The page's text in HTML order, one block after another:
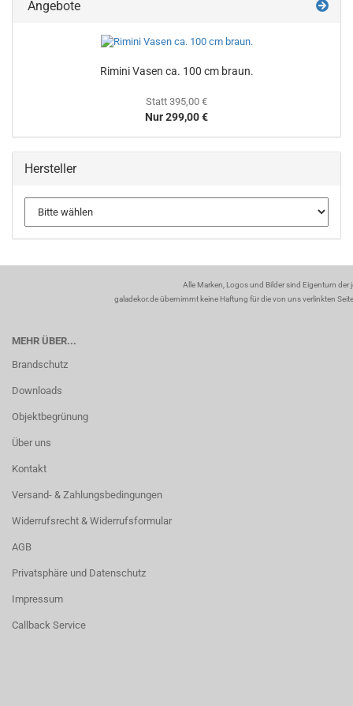
Angebote
Rimini Vasen ca. 100 cm braun.
Statt 395,00 €
Nur 299,00 €
Hersteller
Alle Marken, Logos und Bilder sind Eigentum
galadekor.de übernimmt keine Haftung für die von uns verlinkten
MEHR ÜBER...
Brandschutz
Downloads
Objektbegrünung
Über uns
Kontakt
Versand- & Zahlungsbedingungen
Widerrufsrecht & Widerrufsformular
AGB
Privatsphäre und Datenschutz
Impressum
Callback Service